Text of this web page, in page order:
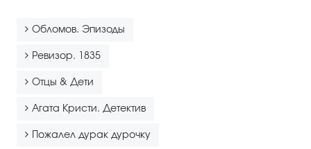
Обломов. Эпизоды
Ревизор. 1835
Отцы & Дети
Агата Кристи. Детектив
Пожалел дурак дурочку